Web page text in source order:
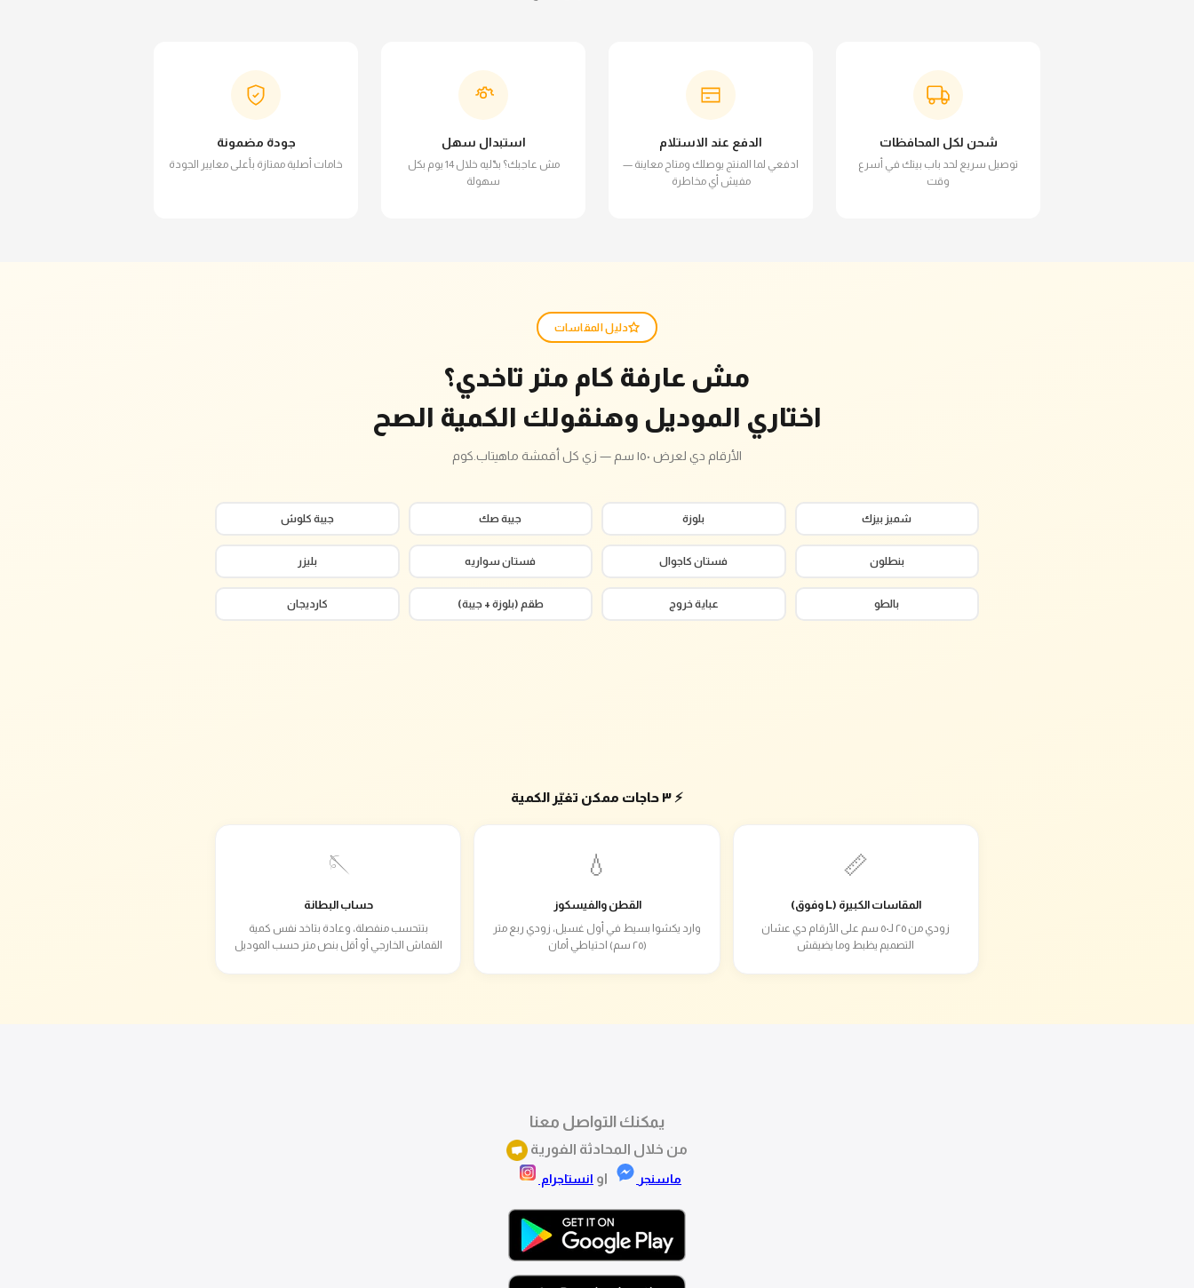
شحن لكل المحافظات
توصيل سريع لحد باب بيتك في أسرع
وقت
الدفع عند الاستلام
ادفعي لما المنتج يوصلك ومتاح معاينة —
مفيش أي مخاطرة
استبدال سهل
مش عاجبك؟ بدّليه خلال 14 يوم بكل
سهولة
جودة مضمونة
خامات أصلية ممتازة بأعلى معايير الجودة
دليل المقاسات
مش عارفة كام متر تاخدي؟
اختاري الموديل وهنقولك الكمية الصح
الأرقام دي لعرض ١٥٠ سم — زي كل أقمشة ماهيتاب.كوم
شميز بيزك بلوزة جيبة صك جيبة كلوش
بنطلون فستان كاجوال فستان سواريه بليزر
بالطو عباية خروج طقم (بلوزة + جيبة) كارديجان
⚡ ٣ حاجات ممكن تغيّر الكمية
📏
المقاسات الكبيرة (L وفوق)
زودي من ٢٥ لـ٥٠ سم على الأرقام دي عشان
التصميم يظبط وما يضيقش
💧
القطن والفيسكوز
وارد يكشوا بسيط في أول غسيل، زودي ربع متر
(٢٥ سم) احتياطي أمان
🪡
حساب البطانة
بتتحسب منفصلة، وعادة بتاخد نفس كمية
القماش الخارجي أو أقل بنص متر حسب الموديل
يمكنك التواصل معنا
من خلال المحادثة الفورية
ماسنجر او انستاجرام